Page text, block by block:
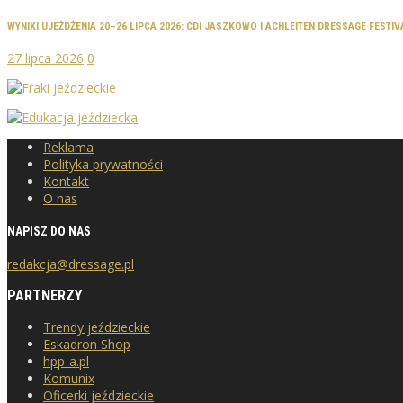
WYNIKI UJEŻDŻENIA 20–26 LIPCA 2026: CDI JASZKOWO I ACHLEITEN DRESSAGE
27 lipca 2026 0
Reklama
Polityka prywatności
Kontakt
O nas
NAPISZ DO NAS
redakcja@dressage.pl
PARTNERZY
Trendy jeździeckie
Eskadron Shop
hpp-a.pl
Komunix
Oficerki jeździeckie